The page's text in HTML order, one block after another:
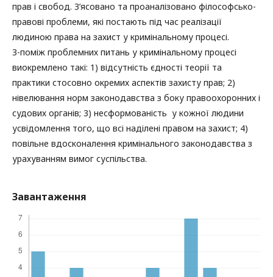
прав і свобод. З’ясовано та проаналізовано філософсько-
правові проблеми, які постають під час реалізації
людиною права на захист у кримінальному процесі.
З-поміж проблемних питань у кримінальному процесі
виокремлено такі: 1) відсутність єдності теорії та
практики стосовно окремих аспектів захисту прав; 2)
нівелювання норм законодавства з боку правоохоронних і
судових органів; 3) несформованість у кожної людини
усвідомлення того, що всі наділені правом на захист; 4)
повільне вдосконалення кримінального законодавства з
урахуванням вимог суспільства.
Завантаження